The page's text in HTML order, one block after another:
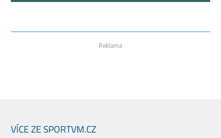
Reklama
VÍCE ZE SPORTVM.CZ